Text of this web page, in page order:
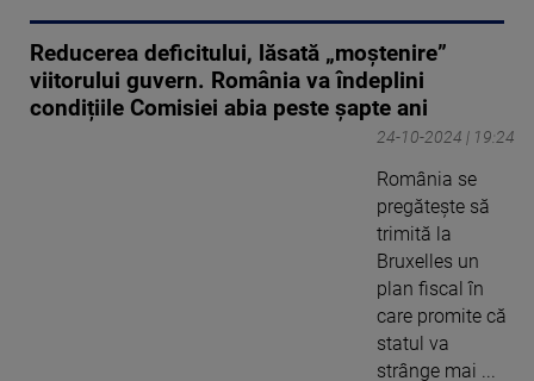
Reducerea deficitului, lăsată „moștenire”
viitorului guvern. România va îndeplini
condițiile Comisiei abia peste șapte ani
24-10-2024 | 19:24
România se
pregătește să
trimită la
Bruxelles un
plan fiscal în
care promite că
statul va
strânge mai ...